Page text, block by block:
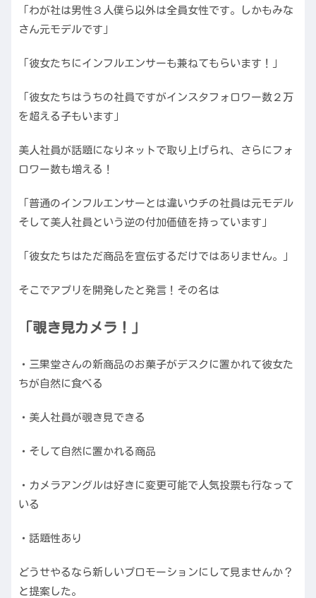
「わが社は男性３人僕ら以外は全員女性です。しかもみな
さん元モデルです」
「彼女たちにインフルエンサーも兼ねてもらいます！」
「彼女たちはうちの社員ですがインスタフォロワー数２万
を超える子もいます」
美人社員が話題になりネットで取り上げられ、さらにフォ
ロワー数も増える！
「普通のインフルエンサーとは違いウチの社員は元モデル
そして美人社員という逆の付加価値を持っています」
「彼女たちはただ商品を宣伝するだけではありません。」
そこでアプリを開発したと発言！その名は
「覗き見カメラ！」
・三果堂さんの新商品のお菓子がデスクに置かれて彼女た
ちが自然に食べる
・美人社員が覗き見できる
・そして自然に置かれる商品
・カメラアングルは好きに変更可能で人気投票も行なって
いる
・話題性あり
どうせやるなら新しいプロモーションにして見ませんか？
と提案した。